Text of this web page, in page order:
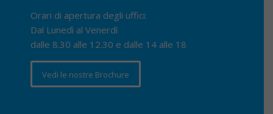
Orari di apertura degli uffici:
Dal Lunedì al Venerdì
dalle 8.30 alle 12.30 e dalle 14 alle 18
Vedi le nostre Brochure